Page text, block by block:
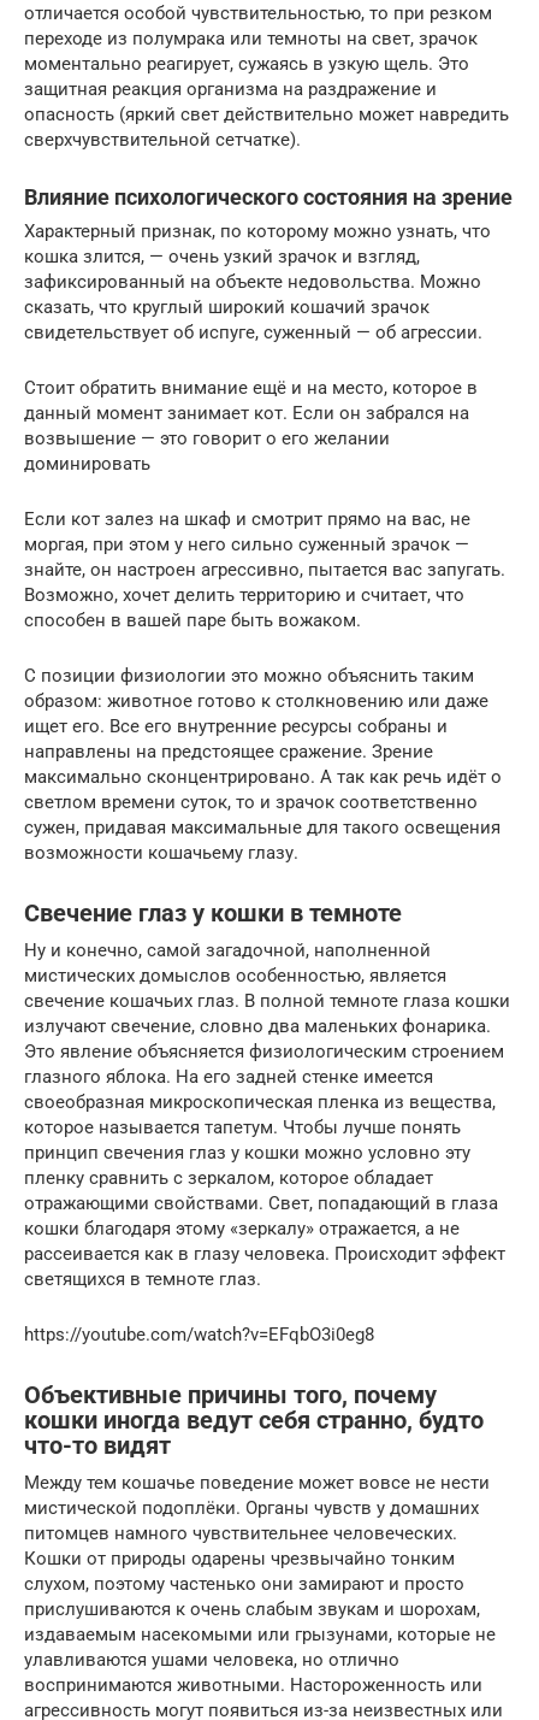
отличается особой чувствительностью, то при резком
переходе из полумрака или темноты на свет, зрачок
моментально реагирует, сужаясь в узкую щель. Это
защитная реакция организма на раздражение и
опасность (яркий свет действительно может навредить
сверхчувствительной сетчатке).
Влияние психологического состояния на зрение
Характерный признак, по которому можно узнать, что
кошка злится, — очень узкий зрачок и взгляд,
зафиксированный на объекте недовольства. Можно
сказать, что круглый широкий кошачий зрачок
свидетельствует об испуге, суженный — об агрессии.
Стоит обратить внимание ещё и на место, которое в
данный момент занимает кот. Если он забрался на
возвышение — это говорит о его желании
доминировать
Если кот залез на шкаф и смотрит прямо на вас, не
моргая, при этом у него сильно суженный зрачок —
знайте, он настроен агрессивно, пытается вас запугать.
Возможно, хочет делить территорию и считает, что
способен в вашей паре быть вожаком.
С позиции физиологии это можно объяснить таким
образом: животное готово к столкновению или даже
ищет его. Все его внутренние ресурсы собраны и
направлены на предстоящее сражение. Зрение
максимально сконцентрировано. А так как речь идёт о
светлом времени суток, то и зрачок соответственно
сужен, придавая максимальные для такого освещения
возможности кошачьему глазу.
Свечение глаз у кошки в темноте
Ну и конечно, самой загадочной, наполненной
мистических домыслов особенностью, является
свечение кошачьих глаз. В полной темноте глаза кошки
излучают свечение, словно два маленьких фонарика.
Это явление объясняется физиологическим строением
глазного яблока. На его задней стенке имеется
своеобразная микроскопическая пленка из вещества,
которое называется тапетум. Чтобы лучше понять
принцип свечения глаз у кошки можно условно эту
пленку сравнить с зеркалом, которое обладает
отражающими свойствами. Свет, попадающий в глаза
кошки благодаря этому «зеркалу» отражается, а не
рассеивается как в глазу человека. Происходит эффект
светящихся в темноте глаз.
https://youtube.com/watch?v=EFqbO3i0eg8
Объективные причины того, почему
кошки иногда ведут себя странно, будто
что-то видят
Между тем кошачье поведение может вовсе не нести
мистической подоплёки. Органы чувств у домашних
питомцев намного чувствительнее человеческих.
Кошки от природы одарены чрезвычайно тонким
слухом, поэтому частенько они замирают и просто
прислушиваются к очень слабым звукам и шорохам,
издаваемым насекомыми или грызунами, которые не
улавливаются ушами человека, но отлично
воспринимаются животными. Настороженность или
агрессивность могут появиться из-за неизвестных или